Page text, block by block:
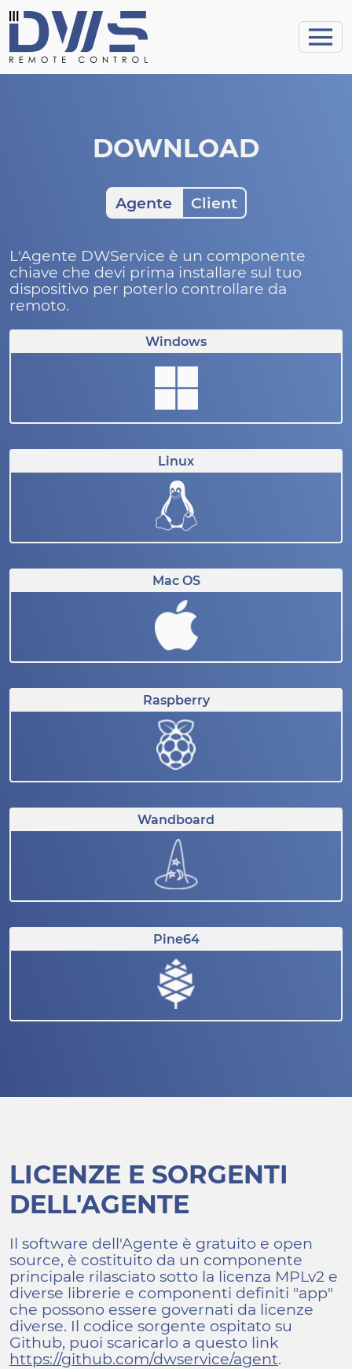
DOWNLOAD
Agente Client
L'Agente DWService è un componente
chiave che devi prima installare sul tuo
dispositivo per poterlo controllare da
remoto.
Windows
Linux
Mac OS
Raspberry
Wandboard
Pine64
LICENZE E SORGENTI
DELL'AGENTE
Il software dell'Agente è gratuito e open
source, è costituito da un componente
principale rilasciato sotto la licenza MPLv2 e
diverse librerie e componenti definiti "app"
che possono essere governati da licenze
diverse. Il codice sorgente ospitato su
Github, puoi scaricarlo a questo link
https://github.com/dwservice/agent.